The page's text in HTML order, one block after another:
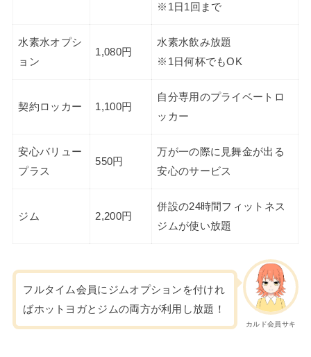
※1日1回まで
水素水オプシ
ョン
1,080円
水素水飲み放題
※1日何杯でもOK
契約ロッカー 1,100円
自分専用のプライベートロ
ッカー
安心バリュー
プラス
550円
万が一の際に見舞金が出る
安心のサービス
ジム 2,200円
併設の24時間フィットネス
ジムが使い放題
カルド会員サキ
フルタイム会員にジムオプションを付けれ
ばホットヨガとジムの両方が利用し放題！